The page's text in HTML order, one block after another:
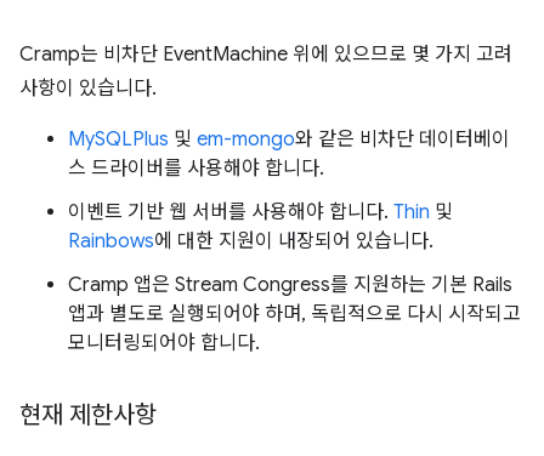
Cramp는 비차단 EventMachine 위에 있으므로 몇 가지 고려
사항이 있습니다.
MySQLPlus 및 em-mongo와 같은 비차단 데이터베이
스 드라이버를 사용해야 합니다.
이벤트 기반 웹 서버를 사용해야 합니다. Thin 및
Rainbows에 대한 지원이 내장되어 있습니다.
Cramp 앱은 Stream Congress를 지원하는 기본 Rails
앱과 별도로 실행되어야 하며, 독립적으로 다시 시작되고
모니터링되어야 합니다.
현재 제한사항